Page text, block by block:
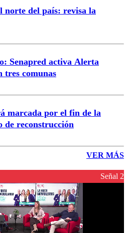
norte del país: revisa la
Senapred activa Alerta
tres comunas
marcada por el fin de la
de reconstrucción
VER MÁS
Señal 2